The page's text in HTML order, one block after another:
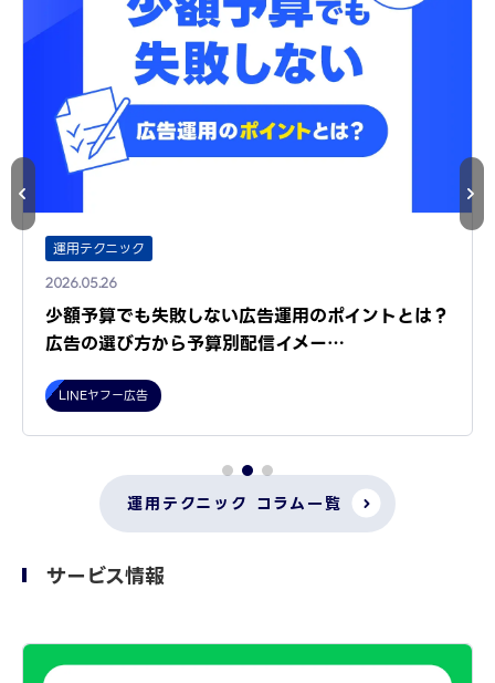
運用テクニック
2026.05.26
少額予算でも失敗しない広告運用のポイントとは？
広告の選び方から予算別配信イメー…
LINEヤフー広告
運用テクニック コラム一覧
サービス情報